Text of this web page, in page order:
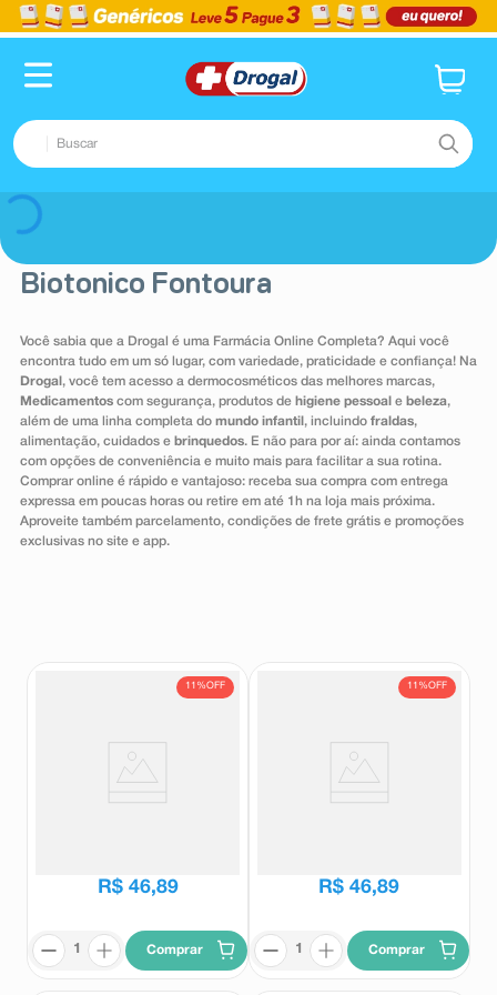
Buscar
TERMOS MAIS BUSCADOS
2º dipirona
4º tadalafila
5º minoxidil
6º desodorante
7º esmalte
8º teste gravidez
Biotonico Fontoura
Você sabia que a Drogal é uma Farmácia Online Completa? Aqui você
encontra tudo em um só lugar, com variedade, praticidade e confiança! Na
Drogal , você tem acesso a dermocosméticos das melhores marcas,
Medicamentoscom segurança, produtos de higiene pessoal e beleza,
além de uma linha completa do mundo infantil , incluindo fraldas,
alimentação, cuidados e brinquedos. E não para por aí: ainda contamos
com opções de conveniência e muito mais para facilitar a sua rotina.
Comprar online é rápido e vantajoso: receba sua compra com entrega
expressa em poucas horas ou retire em até 1h na loja mais próxima.
Aproveite também parcelamento, condições de frete grátis e promoções
exclusivas no site e app.
11%OFF
R$ 46,89
Comprar
11%OFF
R$ 46,89
Comprar